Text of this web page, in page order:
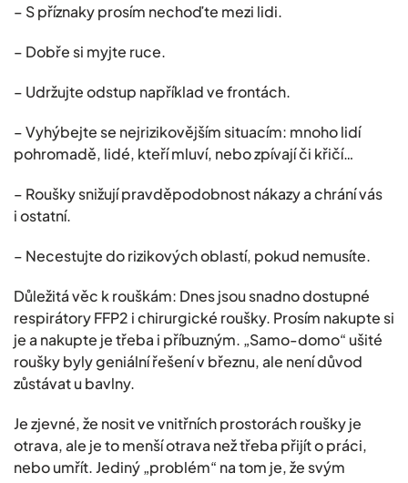
– S příznaky prosím nechoďte mezi lidi.
– Dobře si myjte ruce.
– Udržujte odstup například ve frontách.
– Vyhýbejte se nejrizikovějším situacím: mnoho lidí
pohromadě, lidé, kteří mluví, nebo zpívají či křičí…
– Roušky snižují pravděpodobnost nákazy a chrání vás
i ostatní.
– Necestujte do rizikových oblastí, pokud nemusíte.
Důležitá věc k rouškám: Dnes jsou snadno dostupné
respirátory FFP2 i chirurgické roušky. Prosím nakupte si
je a nakupte je třeba i příbuzným. „Samo-domo“ ušité
roušky byly geniální řešení v březnu, ale není důvod
zůstávat u bavlny.
Je zjevné, že nosit ve vnitřních prostorách roušky je
otrava, ale je to menší otrava než třeba přijít o práci,
nebo umřít. Jediný „problém“ na tom je, že svým